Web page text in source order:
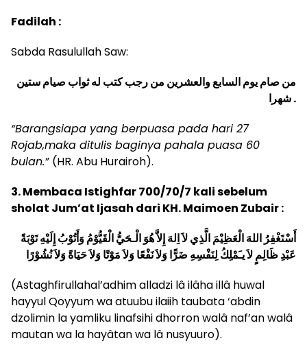
Fadilah :
Sabda Rasulullah Saw:
من صام يوم السابع والعشرين من رجب كتب له ثواب صيام ستين
شهرا .
“Barangsiapa yang berpuasa pada hari 27
Rojab,maka ditulis baginya pahala puasa 60
bulan.” (HR. Abu Hurairoh).
3. Membaca Istighfar 700/70/7 kali sebelum
sholat Jum’at Ijasah dari KH. Maimoen Zubair :
أَسْتَغْفِرُ اللهَ الْعَظِيْمَ الَّذِي لاَ اِلهَ إِلاَّ هُوَ الْـحَيُّ الْقَيُّوْمُ وَأَتُوْبُ إِلَيْهِ تَوْبَةً
عَبْدِ ظَالِمٍ لاَ يـَمْلِكُ لِنَفْسِهِ ضَرًّا وَلاَ نَفْعًا وَلاَ مَوْتًا وَلاَ حَيَاةً وَلاَ نُشُوْرًا
(Astaghfirullahal’adhim alladzi lâ ilâha illâ huwal
hayyul Qoyyum wa atuubu ilaiih taubata ‘abdin
dzolimin la yamliku linafsihi dhorron walâ naf’an walâ
mautan wa la hayâtan wa lâ nusyuuro).